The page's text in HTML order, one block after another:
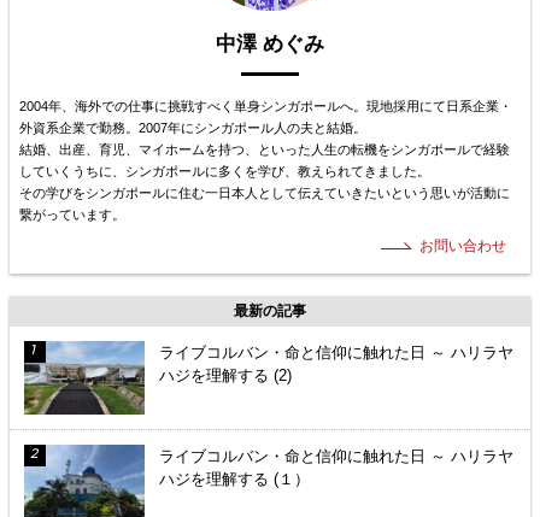
中澤 めぐみ
2004年、海外での仕事に挑戦すべく単身シンガポールへ。現地採用にて日系企業・
外資系企業で勤務。2007年にシンガポール人の夫と結婚。
結婚、出産、育児、マイホームを持つ、といった人生の転機をシンガポールで経験
していくうちに、シンガポールに多くを学び、教えられてきました。
その学びをシンガポールに住む一日本人として伝えていきたいという思いが活動に
繋がっています。
お問い合わせ
最新の記事
ライブコルバン・命と信仰に触れた日 ～ ハリラヤ
ハジを理解する (2)
ライブコルバン・命と信仰に触れた日 ～ ハリラヤ
ハジを理解する (１）